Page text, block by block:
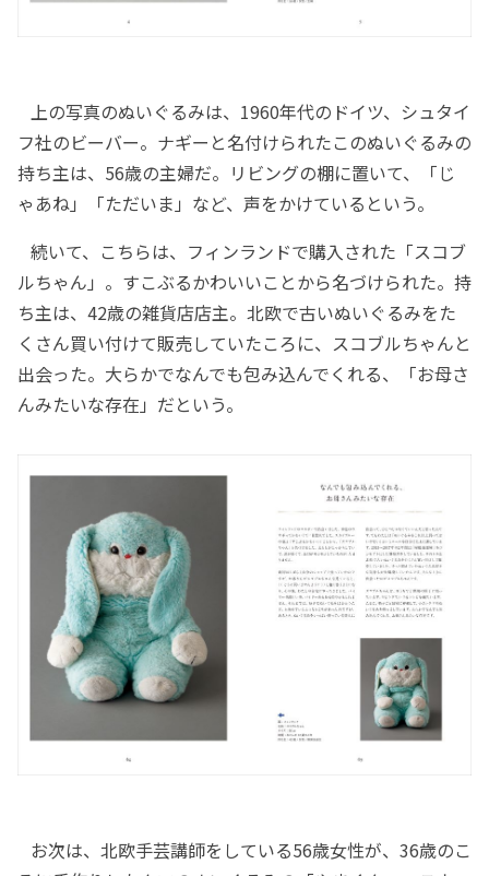
上の写真のぬいぐるみは、1960年代のドイツ、シュタイ
フ社のビーバー。ナギーと名付けられたこのぬいぐるみの
持ち主は、56歳の主婦だ。リビングの棚に置いて、「じ
ゃあね」「ただいま」など、声をかけているという。
続いて、こちらは、フィンランドで購入された「スコブ
ルちゃん」。すこぶるかわいいことから名づけられた。持
ち主は、42歳の雑貨店店主。北欧で古いぬいぐるみをた
くさん買い付けて販売していたころに、スコブルちゃんと
出会った。大らかでなんでも包み込んでくれる、「お母さ
んみたいな存在」だという。
お次は、北欧手芸講師をしている56歳女性が、36歳のこ